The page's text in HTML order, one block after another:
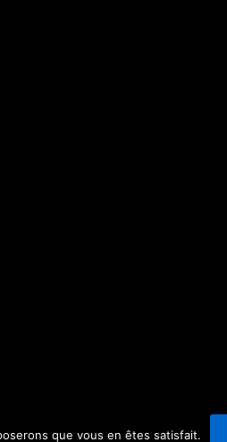
que vous en êtes satisfait.